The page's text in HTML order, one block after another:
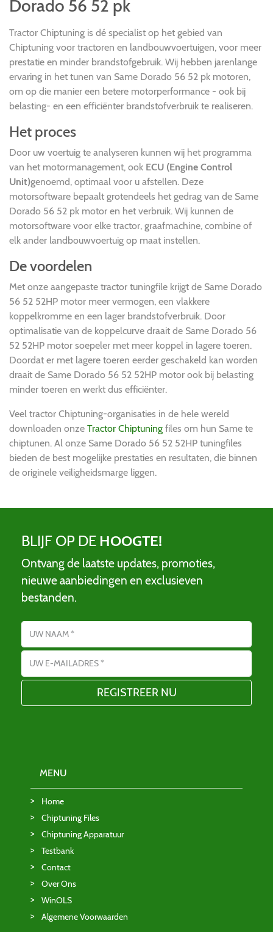
Dorado 56 52 pk
Tractor Chiptuning is dé specialist op het gebied van
Chiptuning voor tractoren en landbouwvoertuigen, voor meer
prestatie en minder brandstofgebruik. Wij hebben jarenlange
ervaring in het tunen van Same Dorado 56 52 pk motoren,
om op die manier een betere motorperformance - ook bij
belasting- en een efficiënter brandstofverbruik te realiseren.
Het proces
Door uw voertuig te analyseren kunnen wij het programma
van het motormanagement, ook ECU (Engine Control
Unit)genoemd, optimaal voor u afstellen. Deze
motorsoftware bepaalt grotendeels het gedrag van de Same
Dorado 56 52 pk motor en het verbruik. Wij kunnen de
motorsoftware voor elke tractor, graafmachine, combine of
elk ander landbouwvoertuig op maat instellen.
De voordelen
Met onze aangepaste tractor tuningfile krijgt de Same Dorado
56 52 52HP motor meer vermogen, een vlakkere
koppelkromme en een lager brandstofverbruik. Door
optimalisatie van de koppelcurve draait de Same Dorado 56
52 52HP motor soepeler met meer koppel in lagere toeren.
Doordat er met lagere toeren eerder geschakeld kan worden
draait de Same Dorado 56 52 52HP motor ook bij belasting
minder toeren en werkt dus efficiënter.
Veel tractor Chiptuning-organisaties in de hele wereld
downloaden onze Tractor Chiptuning files om hun Same te
chiptunen. Al onze Same Dorado 56 52 52HP tuningfiles
bieden de best mogelijke prestaties en resultaten, die binnen
de originele veiligheidsmarge liggen.
BLIJF OP DE HOOGTE!
Ontvang de laatste updates, promoties,
nieuwe aanbiedingen en exclusieven
bestanden.
Name
E-mailadres
MENU
Home
Chiptuning Files
Chiptuning Apparatuur
Testbank
Contact
Over Ons
WinOLS
Algemene Voorwaarden